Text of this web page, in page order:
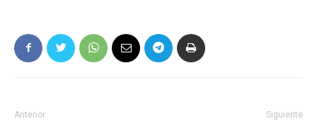
Anterior Siguiente